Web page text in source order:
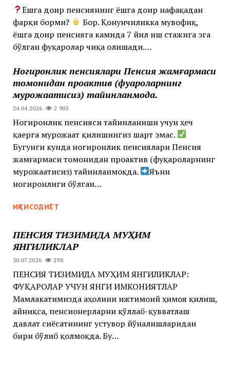
Ёшга доир пенсиянинг ёшга доир нафақадан
фарқи борми?
Бор. Қонунчиликка мувофиқ,
ёшга доир пенсияга камида 7 йил иш стажига эга
бўлган фуқаролар чиқа олишади.…
Ногиронлик пенсиялари Пенсия жамғармаси
томонидан проактив (фуқароларнинг
мурожаатисиз) тайинланмоқда.
24.04.2026 2 905
Ногиронлик пенсияси тайинланиши учун ҳеч
қаерга мурожаат қилишингиз шарт эмас.
Бугунги кунда ногиронлик пенсиялари Пенсия
жамғармаси томонидан проактив (фуқароларнинг
мурожаатисиз) тайинланмоқда. ‍‍
Яъни
ногиронлиги бўлган…
ИҚТИСОДИЁТ
ПЕНСИЯ ТИЗИМИДА МУҲИМ
ЯНГИЛИКЛАР
30.07.2026 298
ПЕНСИЯ ТИЗИМИДА МУҲИМ ЯНГИЛИКЛАР:
ФУҚАРОЛАР УЧУН ЯНГИ ИМКОНИЯТЛАР
Мамлакатимизда аҳолини ижтимоий ҳимоя қилиш,
айниқса, пенсионерларни қўллаб-қувватлаш
давлат сиёсатининг устувор йўналишларидан
бири бўлиб қолмоқда. Бу…